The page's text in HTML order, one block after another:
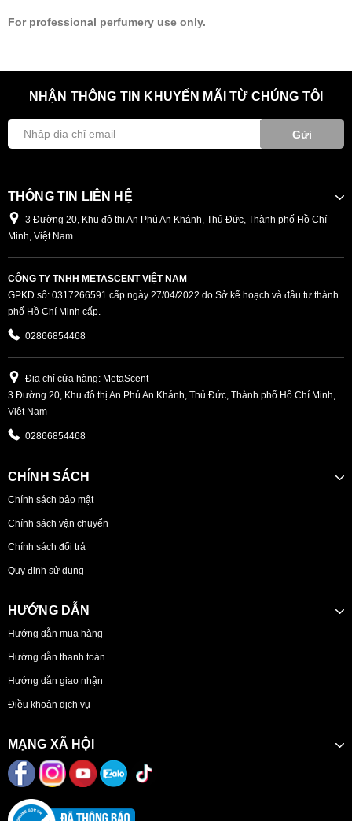
For professional perfumery use only.
NHẬN THÔNG TIN KHUYẾN MÃI TỪ CHÚNG TÔI
Gửi
THÔNG TIN LIÊN HỆ
3 Đường 20, Khu đô thị An Phú An Khánh, Thủ Đức, Thành phố Hồ Chí
Minh, Việt Nam
CÔNG TY TNHH METASCENT VIỆT NAM
GPKD số: 0317266591 cấp ngày 27/04/2022 do Sở kế hoạch và đầu tư thành
phố Hồ Chí Minh cấp.
02866854468
Địa chỉ cửa hàng: MetaScent
3 Đường 20, Khu đô thị An Phú An Khánh, Thủ Đức, Thành phố Hồ Chí Minh,
Việt Nam
02866854468
CHÍNH SÁCH
Chính sách bảo mật
Chính sách vận chuyển
Chính sách đổi trả
Quy định sử dụng
HƯỚNG DẪN
Hướng dẫn mua hàng
Hướng dẫn thanh toán
Hướng dẫn giao nhận
Điều khoản dịch vụ
MẠNG XÃ HỘI